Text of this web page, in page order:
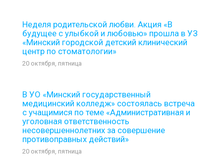
Неделя родительской любви. Акция «В
будущее с улыбкой и любовью» прошла в УЗ
«Минский городской детский клинический
центр по стоматологии»
20 октября, пятница
В УО «Минский государственный
медицинский колледж» состоялась встреча
с учащимися по теме «Административная и
уголовная ответственность
несовершеннолетних за совершение
противоправных действий»
20 октября, пятница